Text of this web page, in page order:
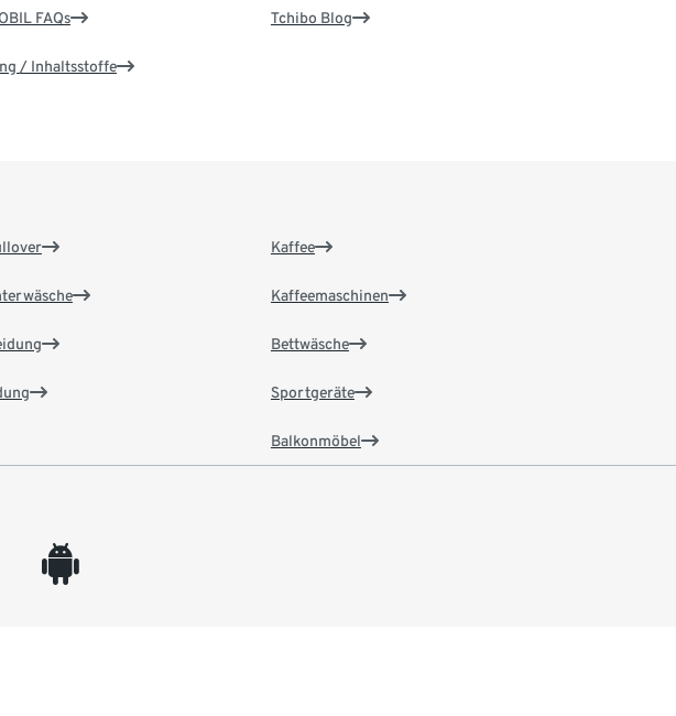
FAQs
/ Inhaltsstoffe
Tchibo Blog
Kaffee
Kaffeemaschinen
Bettwäsche
Sportgeräte
Balkonmöbel
android